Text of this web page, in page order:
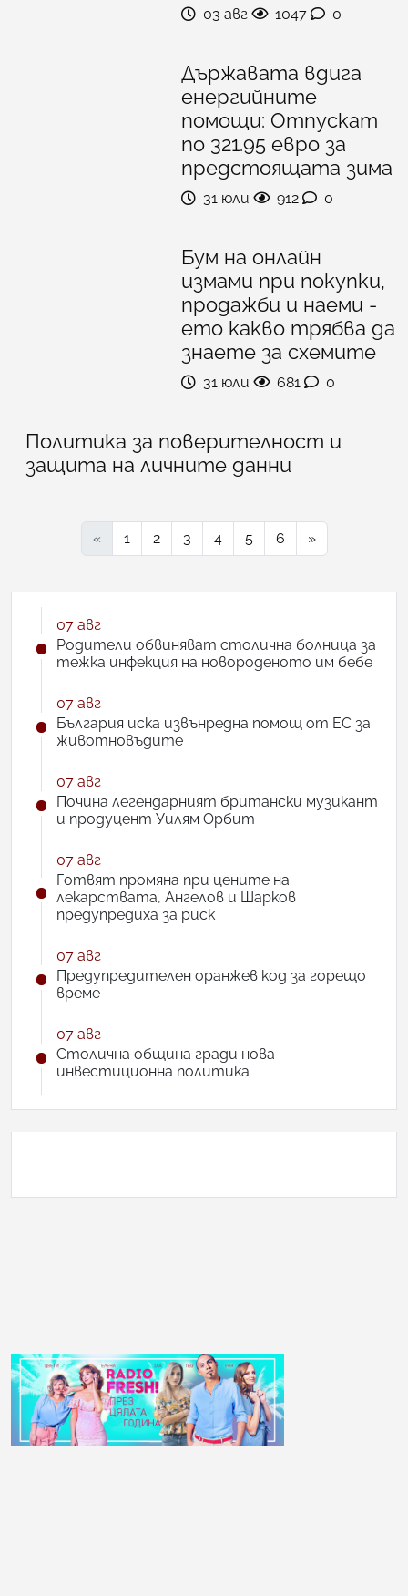
03 авг 1047 0
Държавата вдига
енергийните
помощи: Отпускат
по 321.95 евро за
предстоящата зима
31 юли 912 0
Бум на онлайн
измами при покупки,
продажби и наеми -
ето какво трябва да
знаете за схемите
31 юли 681 0
Политика за поверителност и
защита на личните данни
« 1 2 3 4 5 6 »
07 авг
Родители обвиняват столична болница за
тежка инфекция на новороденото им бебе
07 авг
България иска извънредна помощ от ЕС за
животновъдите
07 авг
Почина легендарният британски музикант
и продуцент Уилям Орбит
07 авг
Готвят промяна при цените на
лекарствата, Ангелов и Шарков
предупредиха за риск
07 авг
Предупредителен оранжев код за горещо
време
07 авг
Столична община гради нова
инвестиционна политика